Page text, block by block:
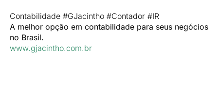
Contabilidade #GJacintho #Contador #IR
A melhor opção em contabilidade para seus negócios
no Brasil.
www.gjacintho.com.br